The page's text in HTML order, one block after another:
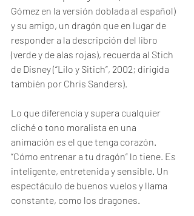
Gómez en la versión doblada al español)
y su amigo, un dragón que en lugar de
responder a la descripción del libro
(verde y de alas rojas), recuerda al Stich
de Disney (“Lilo y Sitich”, 2002; dirigida
también por Chris Sanders).
Lo que diferencia y supera cualquier
cliché o tono moralista en una
animación es el que tenga corazón.
“Cómo entrenar a tu dragón” lo tiene. Es
inteligente, entretenida y sensible. Un
espectáculo de buenos vuelos y llama
constante, como los dragones.